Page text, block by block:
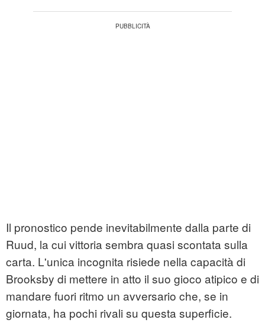
Il pronostico pende inevitabilmente dalla parte di
Ruud, la cui vittoria sembra quasi scontata sulla
carta. L'unica incognita risiede nella capacità di
Brooksby di mettere in atto il suo gioco atipico e di
mandare fuori ritmo un avversario che, se in
giornata, ha pochi rivali su questa superficie.